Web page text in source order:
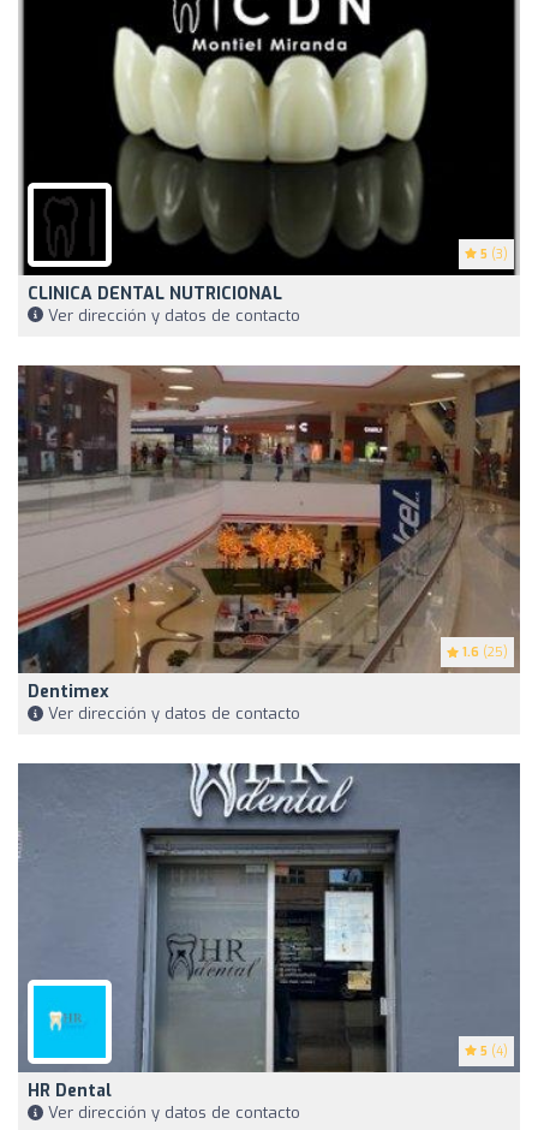
5 (3)
CLINICA DENTAL NUTRICIONAL
Ver dirección y datos de contacto
1.6 (25)
Dentimex
Ver dirección y datos de contacto
5 (4)
HR Dental
Ver dirección y datos de contacto